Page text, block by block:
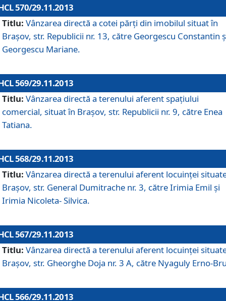
570/29.11.2013
Titlu: Vânzarea directă a cotei părţi din imobilul situat în
Braşov, str. Republicii nr. 13, către Georgescu Constantin
Georgescu Mariane.
569/29.11.2013
Titlu: Vânzarea directă a terenului aferent spaţiului
comercial, situat în Braşov, str. Republicii nr. 9, către Enea
Tatiana.
568/29.11.2013
Titlu: Vânzarea directă a terenului aferent locuinţei
Braşov, str. General Dumitrache nr. 3, către Irimia Emil şi
Irimia Nicoleta- Silvica.
567/29.11.2013
Titlu: Vânzarea directă a terenului aferent locuinţei
Braşov, str. Gheorghe Doja nr. 3 A, către Nyaguly Erno-
566/29.11.2013